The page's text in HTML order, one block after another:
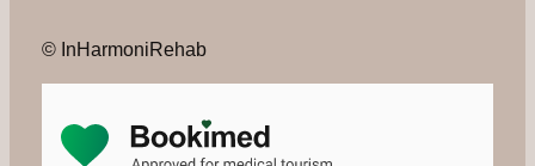
© InHarmoniRehab